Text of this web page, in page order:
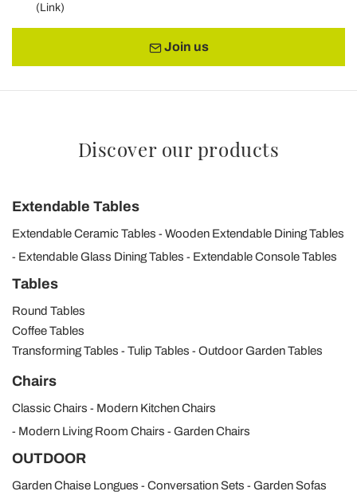
(Link)
Join us
Discover our products
Extendable Tables
Extendable Ceramic Tables
Wooden Extendable Dining Tables
Extendable Glass Dining Tables
Extendable Console Tables
Tables
Round Tables
Coffee Tables
Transforming Tables
Tulip Tables Outdoor Garden Tables
Chairs
Classic Chairs
Modern Kitchen Chairs
Modern Living Room Chairs
Garden Chairs
OUTDOOR
Garden Chaise Longues Conversation Sets
Garden Sofas